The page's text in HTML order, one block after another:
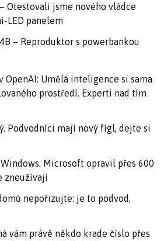
Otestovali jsme nového vládce
LED panelem
– Reproduktor s powerbankou
OpenAI: Umělá inteligence si sama
prostředí. Experti nad tím
Podvodníci mají nový fígl, dejte si
Microsoft opravil přes 600
zneužívají
nepořizujte: je to podvod,
vám právě někdo krade číslo přes